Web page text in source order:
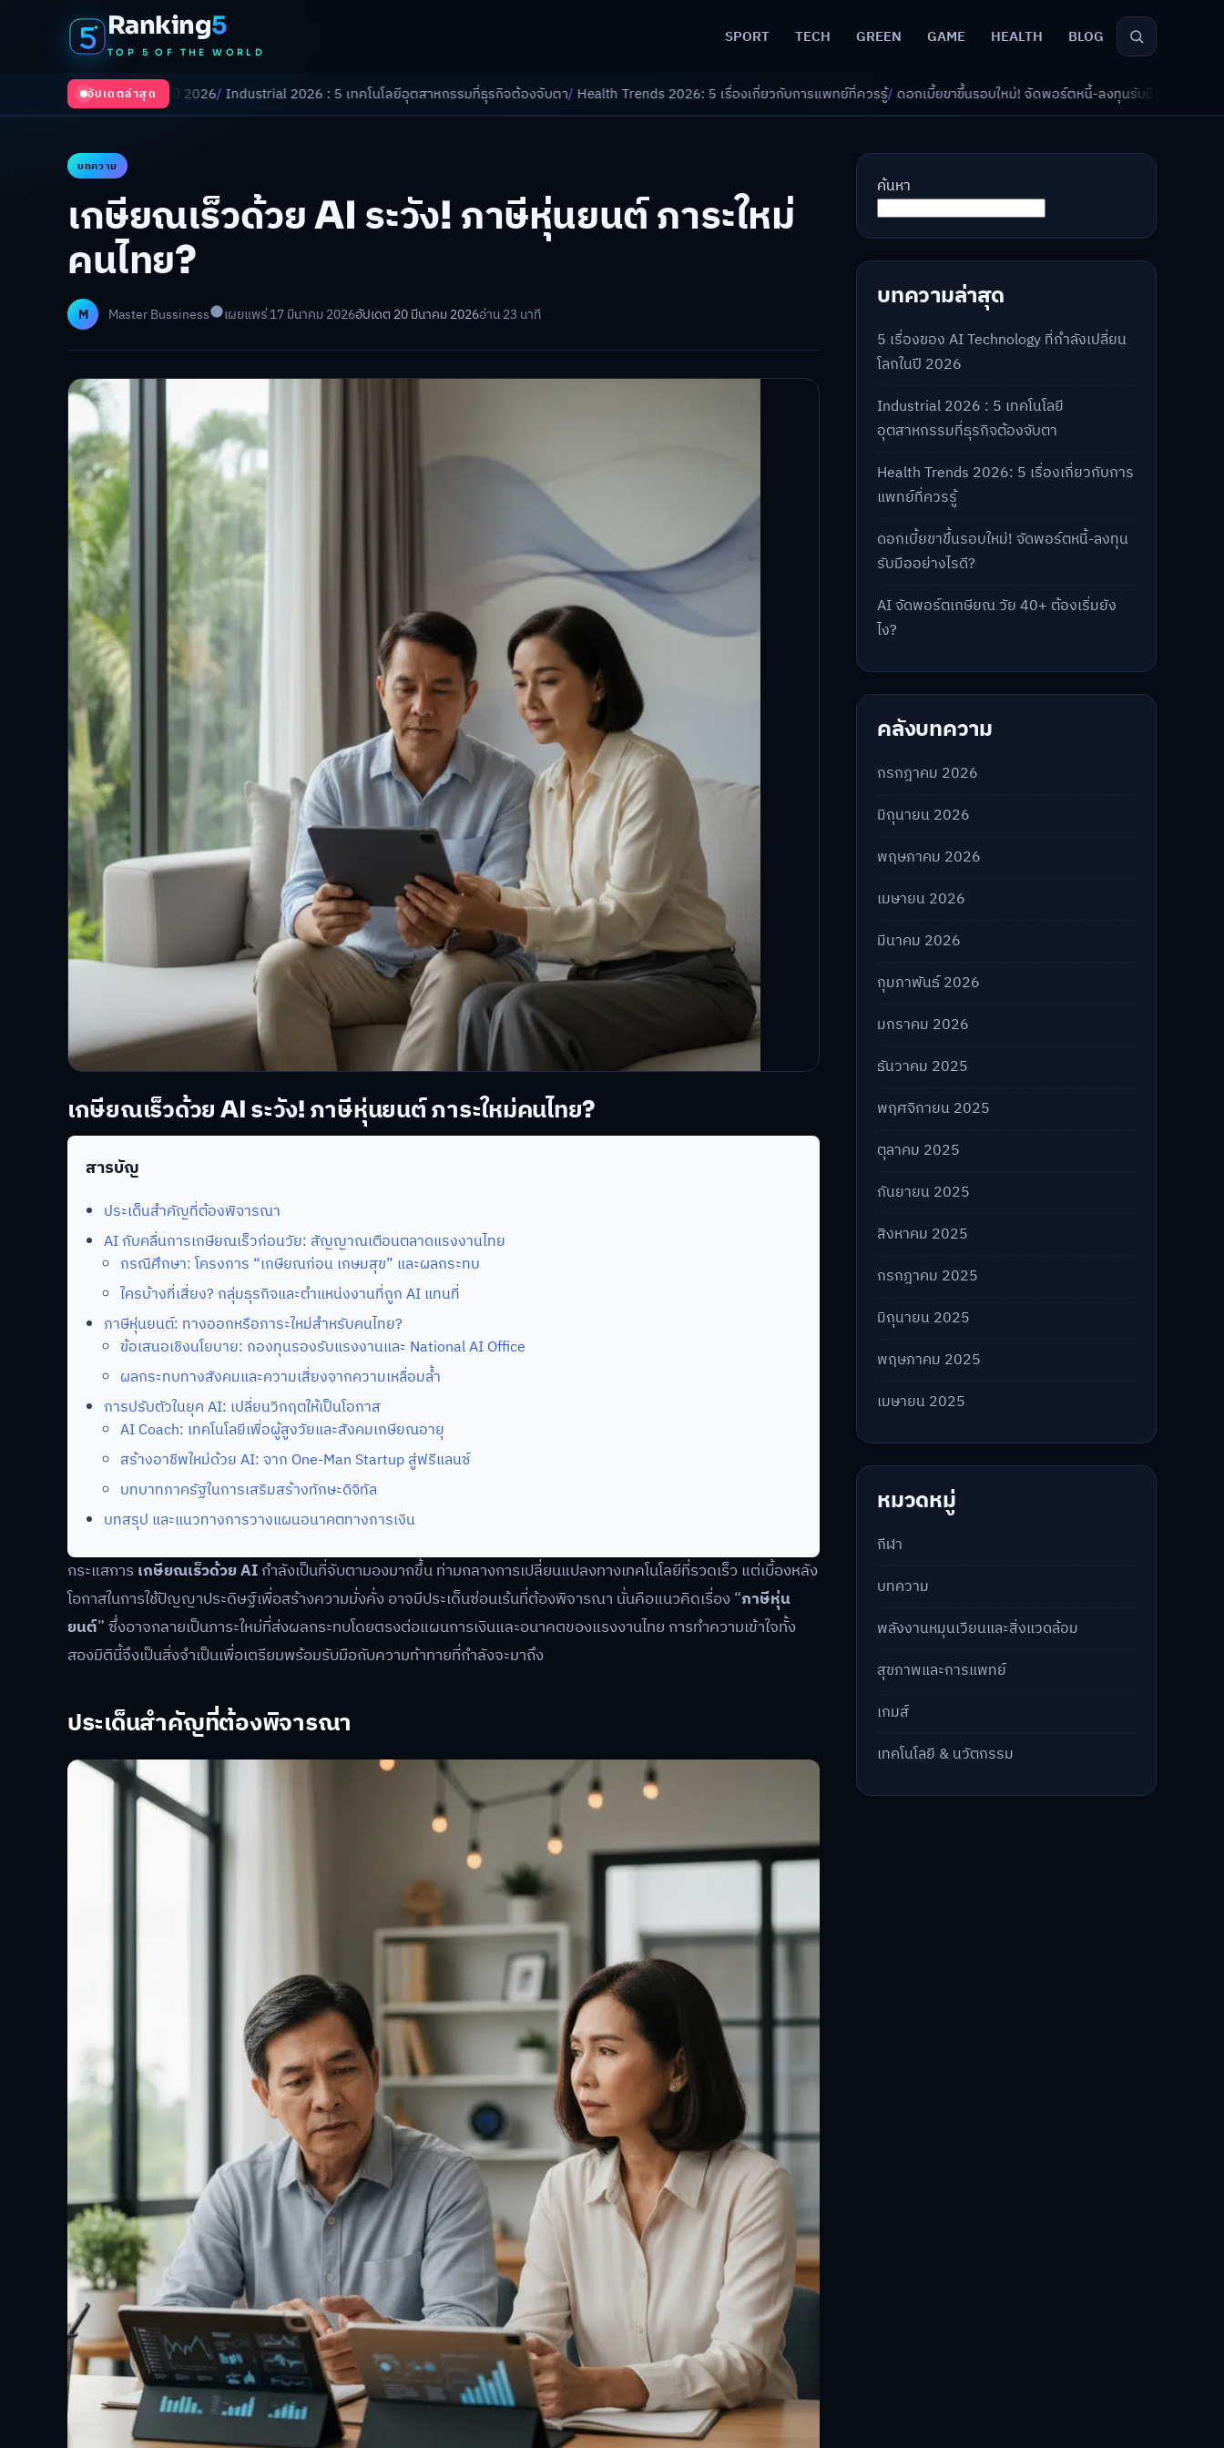
Ranking5
TOP 5 OF THE WORLD
SPORT TECH GREEN GAME HEALTH BLOG
อัปเดตล่าสุด
นโลกในปี 2026/Industrial 2026 : 5 เทคโนโลยีอุตสาหกรรมที่ธุรกิจต้องจับตา/Health Trends 2026: 5 เรื่องเกี่ยวกับการแพทย์ที่ควรรู้/ดอกเบี้ยขาขึ้นรอบใหม่! จัดพอร์ตหนี้-ลงทุนรับมืออย่างไรดี?/AI จัดพอร์ตเกษียณ
บทความ
เกษียณเร็วด้วย AI ระวัง! ภาษีหุ่นยนต์ ภาระใหม่
คนไทย?
M Master Bussiness เผยแพร่ 17 มีนาคม 2026อัปเดต 20 มีนาคม 2026อ่าน 23 นาที
เกษียณเร็วด้วย AI ระวัง! ภาษีหุ่นยนต์ ภาระใหม่คนไทย?
สารบัญ
ประเด็นสำคัญที่ต้องพิจารณา
AI กับคลื่นการเกษียณเร็วก่อนวัย: สัญญาณเตือนตลาดแรงงานไทย
กรณีศึกษา: โครงการ “เกษียณก่อน เกษมสุข” และผลกระทบ
ใครบ้างที่เสี่ยง? กลุ่มธุรกิจและตำแหน่งงานที่ถูก AI แทนที่
ภาษีหุ่นยนต์: ทางออกหรือภาระใหม่สำหรับคนไทย?
ข้อเสนอเชิงนโยบาย: กองทุนรองรับแรงงานและ National AI Office
ผลกระทบทางสังคมและความเสี่ยงจากความเหลื่อมล้ำ
การปรับตัวในยุค AI: เปลี่ยนวิกฤตให้เป็นโอกาส
AI Coach: เทคโนโลยีเพื่อผู้สูงวัยและสังคมเกษียณอายุ
สร้างอาชีพใหม่ด้วย AI: จาก One-Man Startup สู่ฟรีแลนซ์
บทบาทภาครัฐในการเสริมสร้างทักษะดิจิทัล
บทสรุป และแนวทางการวางแผนอนาคตทางการเงิน
กระแสการ เกษียณเร็วด้วย AIกำลังเป็นที่จับตามองมากขึ้น ท่ามกลางการเปลี่ยนแปลงทางเทคโนโลยีที่รวดเร็ว แต่เบื้องหลัง
โอกาสในการใช้ปัญญาประดิษฐ์เพื่อสร้างความมั่งคั่ง อาจมีประเด็นซ่อนเร้นที่ต้องพิจารณา นั่นคือแนวคิดเรื่อง “ภาษีหุ่น
ยนต์” ซึ่งอาจกลายเป็นภาระใหม่ที่ส่งผลกระทบโดยตรงต่อแผนการเงินและอนาคตของแรงงานไทย การทำความเข้าใจทั้ง
สองมิตินี้จึงเป็นสิ่งจำเป็นเพื่อเตรียมพร้อมรับมือกับความท้าทายที่กำลังจะมาถึง
ประเด็นสำคัญที่ต้องพิจารณา
ค้นหา
บทความล่าสุด
5 เรื่องของ AI Technology ที่กำลังเปลี่ยน
โลกในปี 2026
Industrial 2026 : 5 เทคโนโลยี
อุตสาหกรรมที่ธุรกิจต้องจับตา
Health Trends 2026: 5 เรื่องเกี่ยวกับการ
แพทย์ที่ควรรู้
ดอกเบี้ยขาขึ้นรอบใหม่! จัดพอร์ตหนี้-ลงทุน
รับมืออย่างไรดี?
AI จัดพอร์ตเกษียณ วัย 40+ ต้องเริ่มยัง
ไง?
คลังบทความ
กรกฎาคม 2026
มิถุนายน 2026
พฤษภาคม 2026
เมษายน 2026
มีนาคม 2026
กุมภาพันธ์ 2026
มกราคม 2026
ธันวาคม 2025
พฤศจิกายน 2025
ตุลาคม 2025
กันยายน 2025
สิงหาคม 2025
กรกฎาคม 2025
มิถุนายน 2025
พฤษภาคม 2025
เมษายน 2025
หมวดหมู่
กีฬา
บทความ
พลังงานหมุนเวียนและสิ่งแวดล้อม
สุขภาพและการแพทย์
เกมส์
เทคโนโลยี & นวัตกรรม